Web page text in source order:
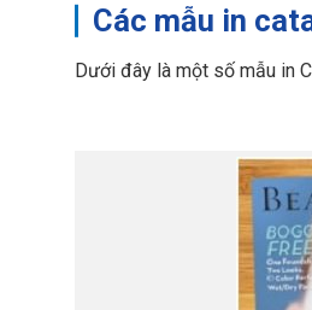
Các mẫu in
Dưới đây là một số mẫu in